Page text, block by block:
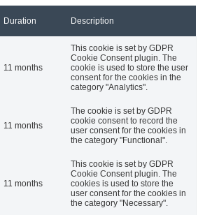
Duration Description
11 months
This cookie is set by GDPR
Cookie Consent plugin. The
cookie is used to store the user
consent for the cookies in the
category "Analytics".
11 months
The cookie is set by GDPR
cookie consent to record the
user consent for the cookies in
the category "Functional".
11 months
This cookie is set by GDPR
Cookie Consent plugin. The
cookies is used to store the
user consent for the cookies in
the category "Necessary".